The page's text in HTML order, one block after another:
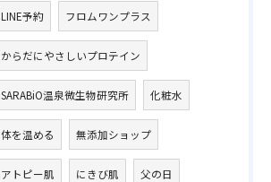
LINE予約 フロムワンプラス
からだにやさしいプロテイン
SARABiO温泉微生物研究所 化粧水
体を温める 無添加ショップ
アトピー肌 にきび肌 父の日